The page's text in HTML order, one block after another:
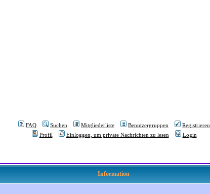
FAQ Suchen Mitgliederliste Benutzergruppen
Registrieren
Profil
Einloggen, um private Nachrichten zu lesen Login
Information